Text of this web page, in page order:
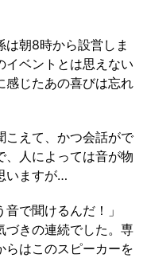
朝8時から設営しま
イベントとは思えない
感じたあの喜びは忘れ
こえて、かつ会話がで
、人によっては音が物
いますが…
で聞けるんだ！」
づきの連続でした。専
らはこのスピーカーを